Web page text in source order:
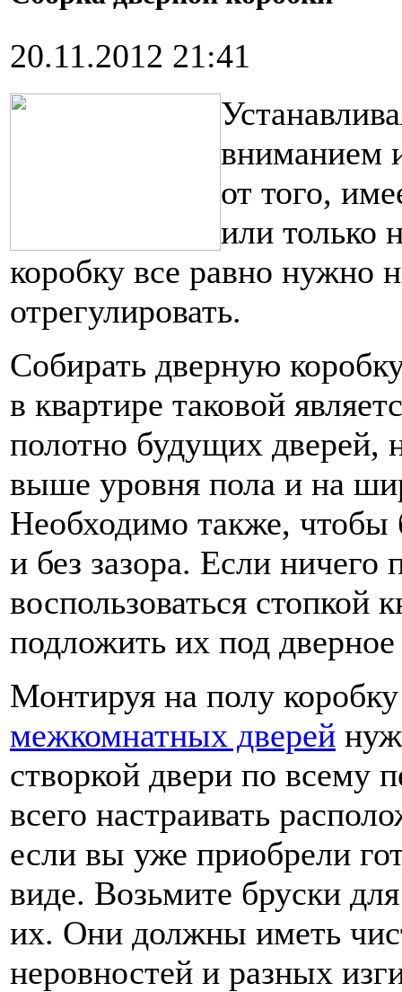
20.11.2012 21:41
вниманием
от того,
или только
коробку все равно нужно
отрегулировать.
Собирать дверную
в квартире таковой
полотно будущих дверей,
выше уровня пола и на
Необходимо также, чтобы
и без зазора. Если
воспользоваться
подложить их под
Монтируя на полу
межкомнатных дверей
створкой двери по всему
всего настраивать
если вы уже приобрели
виде. Возьмите бруски
их. Они должны иметь
неровностей и разных